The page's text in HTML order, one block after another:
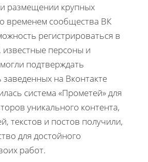
размещении крупных
временем сообщества ВК
регистрироваться в
персоны и
подтверждать
заведенных на Вконтакте
система «Прометей» для
уникального контента,
текстов и постов получили,
для достойного
работ.